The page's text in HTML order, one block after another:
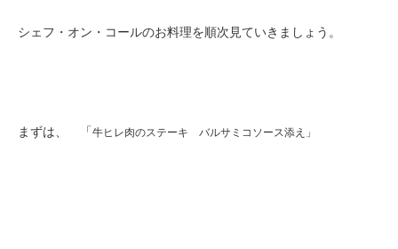
シェフ・オン・コールのお料理を順次見ていきましょう。
まずは、 「牛ヒレ肉のステーキ バルサミコソース添え」